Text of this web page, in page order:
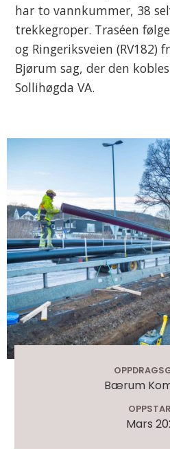
har to vannkummer, 38
trekkegroper. Traséen
og Ringeriksveien (RV182)
Bjørum sag, der den
Sollihøgda VA.
Bærum
Mars